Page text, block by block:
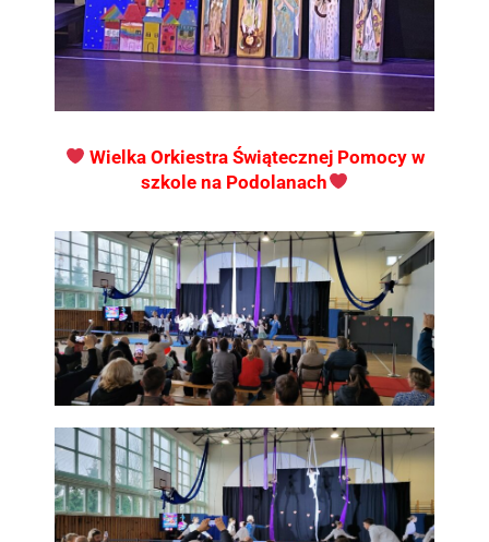
Wielka Orkiestra Świątecznej Pomocy w
szkole na Podolanach